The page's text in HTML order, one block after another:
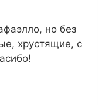
но без
хрустящие, с